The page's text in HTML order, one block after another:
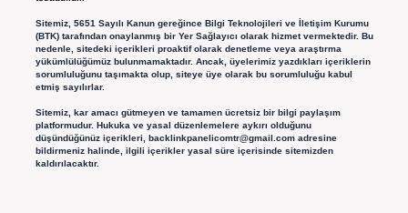
Sitemiz, 5651 Sayılı Kanun gereğince Bilgi Teknolojileri ve İletişim Kurumu
(BTK) tarafından onaylanmış bir Yer Sağlayıcı olarak hizmet vermektedir. Bu
nedenle, sitedeki içerikleri proaktif olarak denetleme veya araştırma
yükümlülüğümüz bulunmamaktadır. Ancak, üyelerimiz yazdıkları içeriklerin
sorumluluğunu taşımakta olup, siteye üye olarak bu sorumluluğu kabul
etmiş sayılırlar.
Sitemiz, kar amacı gütmeyen ve tamamen ücretsiz bir bilgi paylaşım
platformudur. Hukuka ve yasal düzenlemelere aykırı olduğunu
düşündüğünüz içerikleri, backlinkpanelicomtr@gmail.comadresine
bildirmeniz halinde, ilgili içerikler yasal süre içerisinde sitemizden
kaldırılacaktır.